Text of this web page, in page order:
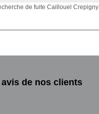
de fuite Caillouel Crepigny
avis de nos clients